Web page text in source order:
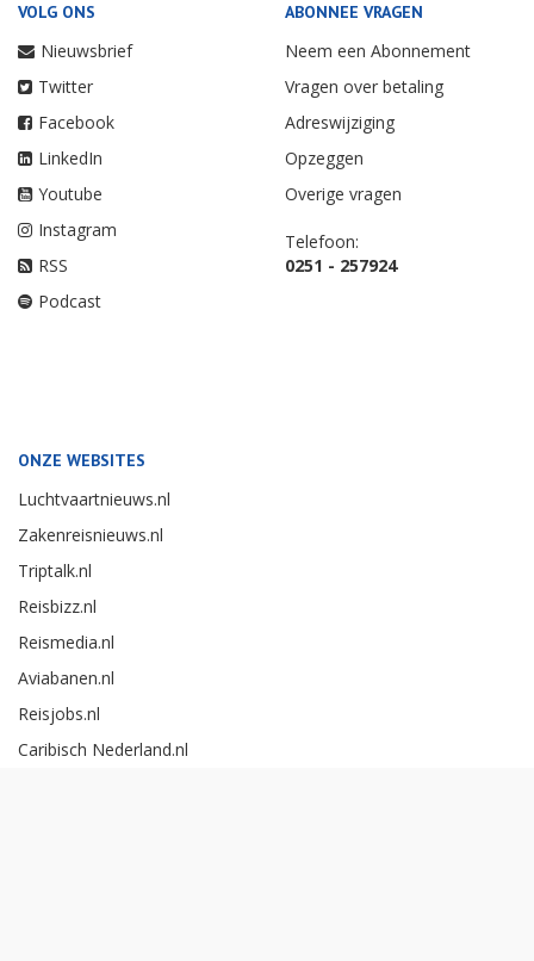
VOLG ONS
Nieuwsbrief
Twitter
Facebook
LinkedIn
Youtube
Instagram
RSS
Podcast
ABONNEE VRAGEN
Neem een Abonnement
Vragen over betaling
Adreswijziging
Opzeggen
Overige vragen
Telefoon:
0251 - 257924
ONZE WEBSITES
Luchtvaartnieuws.nl
Zakenreisnieuws.nl
Triptalk.nl
Reisbizz.nl
Reismedia.nl
Aviabanen.nl
Reisjobs.nl
Caribisch Nederland.nl